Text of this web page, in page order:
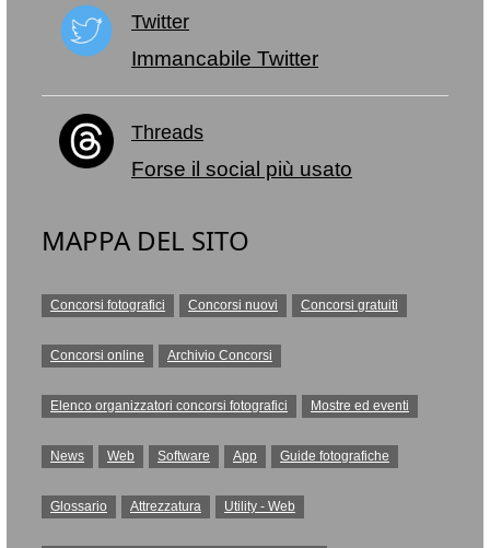
Twitter
Immancabile Twitter
Threads
Forse il social più usato
MAPPA DEL SITO
Concorsi fotografici Concorsi nuovi Concorsi gratuiti
Concorsi online Archivio Concorsi
Elenco organizzatori concorsi fotografici Mostre ed eventi
News Web Software App Guide fotografiche
Glossario Attrezzatura Utility - Web